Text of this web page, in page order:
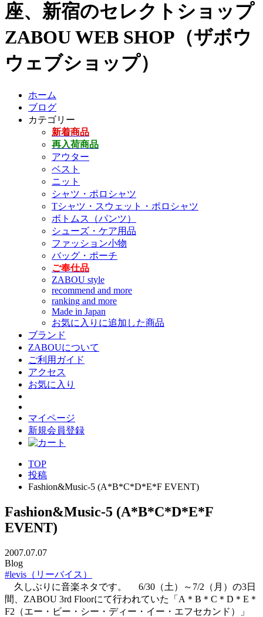
座、新宿のセレクトショップ
ZABOU WEB SHOP（ザボウ
ウェブショップ）
ホーム
ブログ
カテゴリー
新着商品
再入荷商品
アウター
ベスト
ニット
シャツ・ポロシャツ
Tシャツ・スウェット・ポロシャツ
ボトムス（パンツ）
シューズ・ケア用品
ファッション小物
バッグ・ポーチ
ご奉仕品
ZABOU style
recommend and more
ranking and more
Made in Japan
お気に入りに追加した商品
ブランド
ZABOUについて
ご利用ガイド
アクセス
お気に入り
マイページ
新規会員登録
TOP
投稿
Fashion&Music-5 (A*B*C*D*E*F EVENT)
Fashion&Music-5 (A*B*C*D*E*F
EVENT)
2007.07.07
Blog
#levis（リーバイス）
久しぶりに音楽ネタです。 6/30（土）～7/2（月）の3日
間、ZABOU 3rd Floorにて行われていた「A＊B＊C＊D＊E＊
F2（エー・ビー・シー・ディー・イー・エフセカンド）」